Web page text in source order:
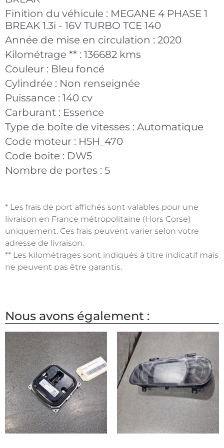
Finition du véhicule : MEGANE 4 PHASE 1
BREAK 1.3i - 16V TURBO TCE 140
Année de mise en circulation : 2020
Kilométrage ** : 136682 kms
Couleur : Bleu foncé
Cylindrée : Non renseignée
Puissance : 140 cv
Carburant : Essence
Type de boîte de vitesses : Automatique
Code moteur : H5H_470
Code boite : DW5
Nombre de portes : 5
* Les frais de port affichés sont valables pour une
livraison en France métropolitaine (Hors Corse)
uniquement. Ces frais peuvent varier selon votre
adresse de livraison.
** Les kilométrages sont indiqués à titre indicatif mais
ne peuvent pas être garantis.
Nous avons également :